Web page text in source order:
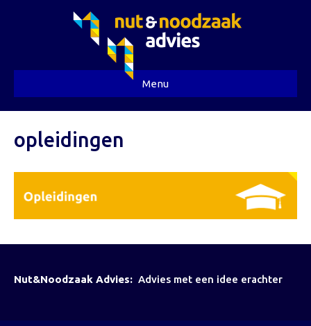
Menu
opleidingen
Nut&Noodzaak Advies: Advies met een idee erachter